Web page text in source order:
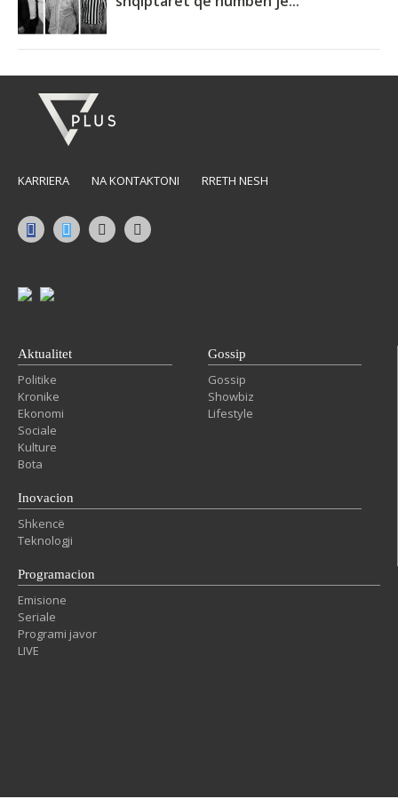
KARRIERA NA KONTAKTONI RRETH NESH
Aktualitet
Politike
Kronike
Ekonomi
Sociale
Kulture
Bota
Gossip
Gossip
Showbiz
Lifestyle
Inovacion
Shkencë
Teknologji
Programacion
Emisione
Seriale
Programi javor
LIVE